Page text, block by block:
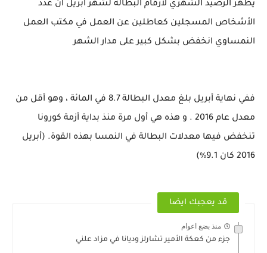
يظهر الرصيد الشهري لأرقام البطالة لشهر أبريل أن عدد
الأشخاص المسجلين كعاطلين عن العمل في مكتب العمل
النمساوي انخفض بشكل كبير على مدار الشهر
ففي نهاية أبريل بلغ معدل البطالة 8.7 في المائة ، وهو أقل من
معدل عام 2016 . و هذه هي أول مرة منذ بداية أزمة كورونا
تنخفض فيها معدلات البطالة في النمسا بهذه القوة. (أبريل
2016 كان 9.1٪)
قد يعجبك ايضا
منذ بضع اعوام
جزء من كعكة الأمير تشارلز وديانا في مزاد علني